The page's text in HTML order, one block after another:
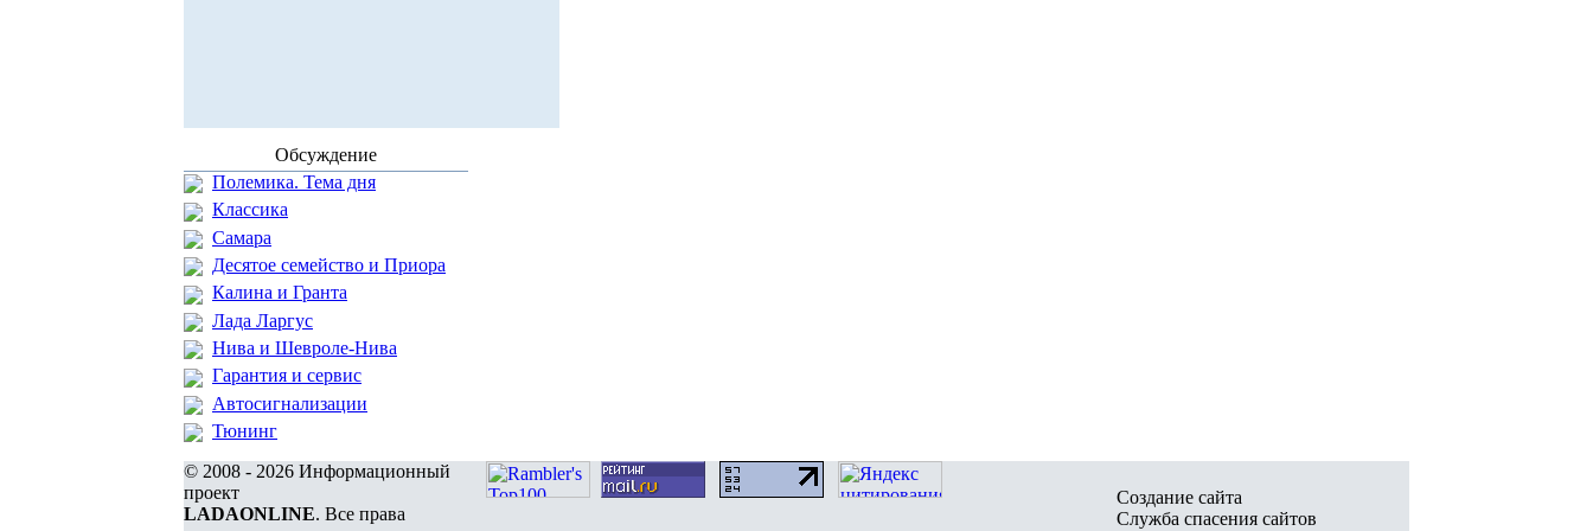
Обсуждение
Полемика. Тема дня
Классика
Самара
Десятое семейство и Приора
Калина и Гранта
Лада Ларгус
Нива и Шевроле-Нива
Гарантия и сервис
Автосигнализации
Тюнинг
© 2008 - 2026 Информационный
проект
LADAONLINE. Все права
Создание сайта
Служба спасения сайтов